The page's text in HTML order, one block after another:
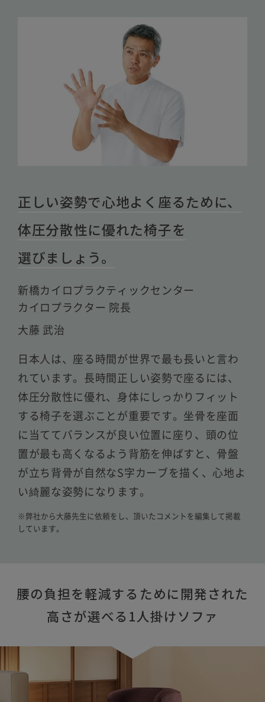
正しい姿勢で心地よく座るために、
体圧分散性に優れた椅子を
選びましょう。
新橋カイロプラクティックセンター
カイロプラクター 院長
大藤 武治
日本人は、座る時間が世界で最も長いと言わ
れています。長時間正しい姿勢で座るには、
体圧分散性に優れ、身体にしっかりフィット
する椅子を選ぶことが重要です。坐骨を座面
に当ててバランスが良い位置に座り、頭の位
置が最も高くなるよう背筋を伸ばすと、骨盤
が立ち背骨が自然なS字カーブを描く、心地よ
い綺麗な姿勢になります。
※弊社から大藤先生に依頼をし、頂いたコメントを編集して掲載
しています。
腰の負担を軽減するために開発された
高さが選べる1人掛けソファ